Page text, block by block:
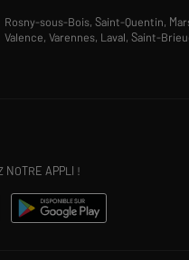
Rosny-sous-Bois,Saint-Quentin,
Valence,Varennes, Laval,Saint-
NOTRE APPLI !